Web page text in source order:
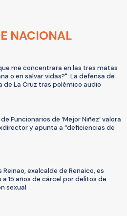
NACIONAL
me concentrara en las tres matas
o en salvar vidas?": La defensa de
de La Cruz tras polémico audio
Funcionarios de ‘Mejor Niñez’ valora
y apunta a “deficiencias de
Reinao, exalcalde de Renaico, es
15 años de cárcel por delitos de
sexual